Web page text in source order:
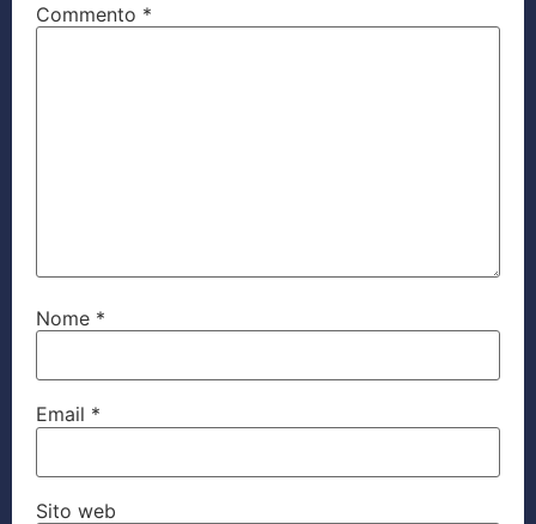
Commento *
Nome *
Email *
Sito web